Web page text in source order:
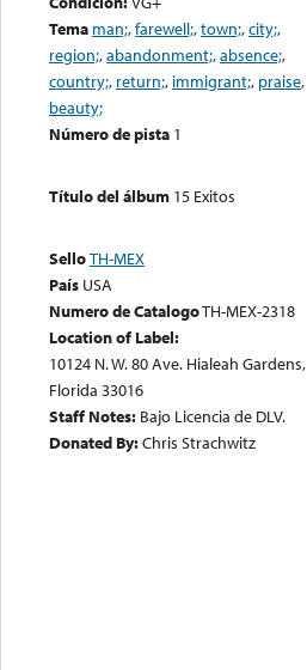
Tema man;,farewell;,town;,city;,
region;,abandonment;,absence;,
country;, return;, immigrant;, praise,
beauty;
Número de pista 1
Título del álbum 15 Exitos
SelloTH-MEX
País USA
Numero de CatalogoTH-MEX-2318
Location of Label:
10124 N. W. 80 Ave. Hialeah Gardens,
Florida 33016
Staff Notes: Bajo Licencia de DLV.
Donated By:Chris Strachwitz